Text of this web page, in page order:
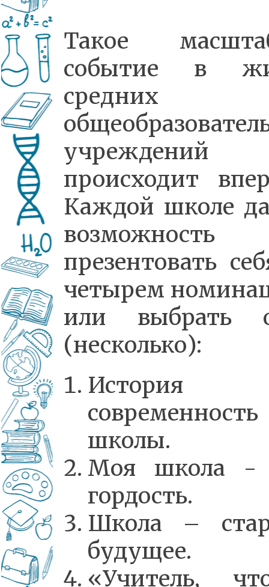
Такое
событие в
средних
учреждений
происходит
Каждой школе
возможность
презентовать
четырем
или выбрать
(несколько):
современность
школы.
Моя школа -
гордость.
Школа –
будущее.
«Учитель,